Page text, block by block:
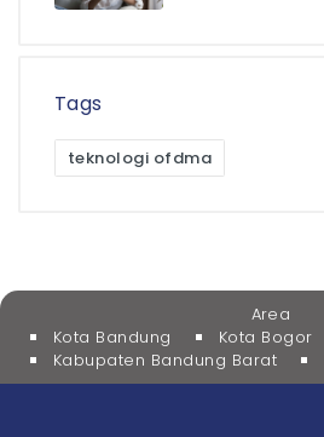
Tags
teknologi ofdma
Area
Kota Bandung
Kota Bogor
Kabupaten Bandung Barat